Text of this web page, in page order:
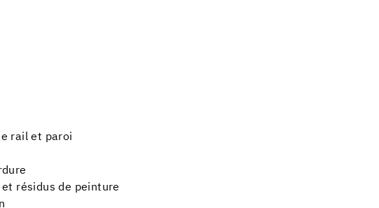
rail et paroi
résidus de peinture